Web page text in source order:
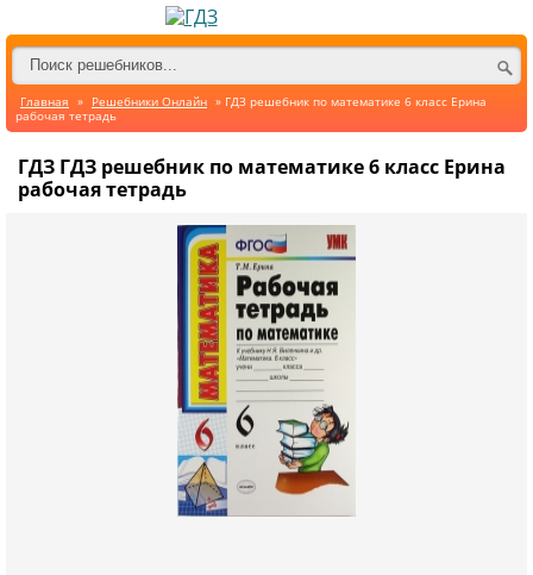
Главная » Решебники Онлайн » ГДЗ решебник по математике 6 класс Ерина
рабочая тетрадь
ГДЗ ГДЗ решебник по математике 6 класс Ерина
рабочая тетрадь